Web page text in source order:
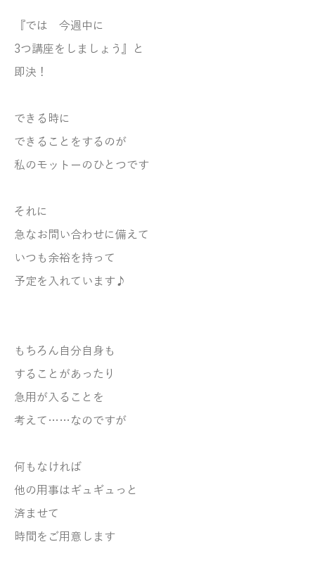
『では 今週中に
3つ講座をしましょう』と
即決！
できる時に
できることをするのが
私のモットーのひとつです
それに
急なお問い合わせに備えて
いつも余裕を持って
予定を入れています♪
もちろん自分自身も
することがあったり
急用が入ることを
考えて……なのですが
何もなければ
他の用事はギュギュっと
済ませて
時間をご用意します